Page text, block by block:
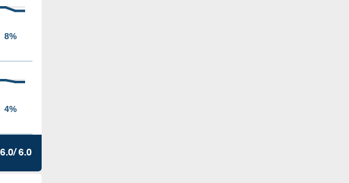
6.0/ 6.0